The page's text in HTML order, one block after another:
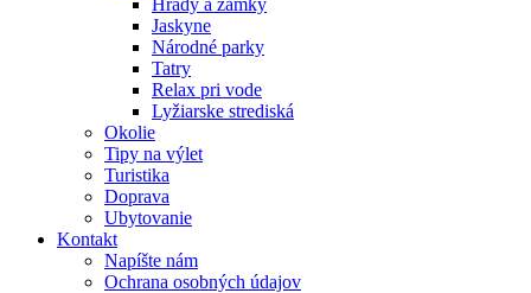
Hrady a zámky
Jaskyne
Národné parky
Tatry
Relax pri vode
Lyžiarske strediská
Okolie
Tipy na výlet
Turistika
Doprava
Ubytovanie
Kontakt
Napíšte nám
Ochrana osobných údajov